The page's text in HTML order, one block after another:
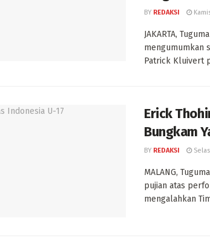
BY REDAKSI
JAKARTA,
mengumumkan
Patrick Kluivert
Erick
Bungkam
BY REDAKSI
MALANG,
pujian atas
mengalahkan